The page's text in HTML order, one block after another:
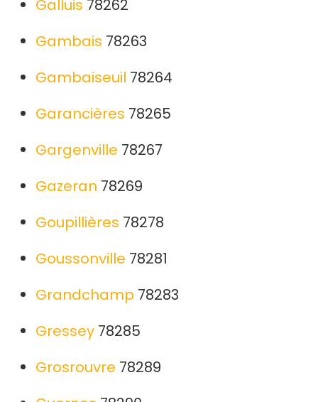
Galluis 78262
Gambais 78263
Gambaiseuil 78264
Garancières 78265
Gargenville 78267
Gazeran 78269
Goupillières 78278
Goussonville 78281
Grandchamp 78283
Gressey 78285
Grosrouvre 78289